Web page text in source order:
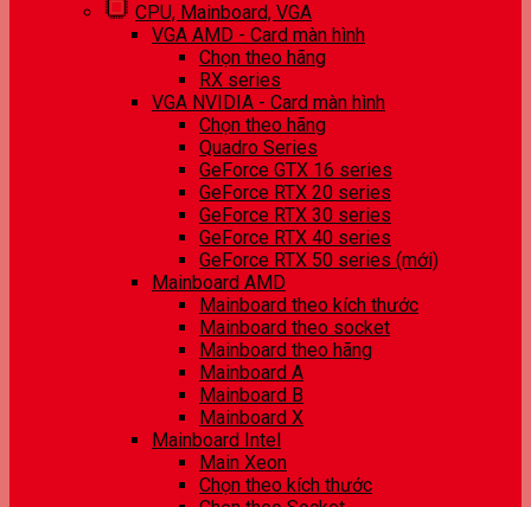
CPU, Mainboard, VGA
VGA AMD - Card màn hình
Chọn theo hãng
RX series
VGA NVIDIA - Card màn hình
Chọn theo hãng
Quadro Series
GeForce GTX 16 series
GeForce RTX 20 series
GeForce RTX 30 series
GeForce RTX 40 series
GeForce RTX 50 series (mới)
Mainboard AMD
Mainboard theo kích thước
Mainboard theo socket
Mainboard theo hãng
Mainboard A
Mainboard B
Mainboard X
Mainboard Intel
Main Xeon
Chọn theo kích thước